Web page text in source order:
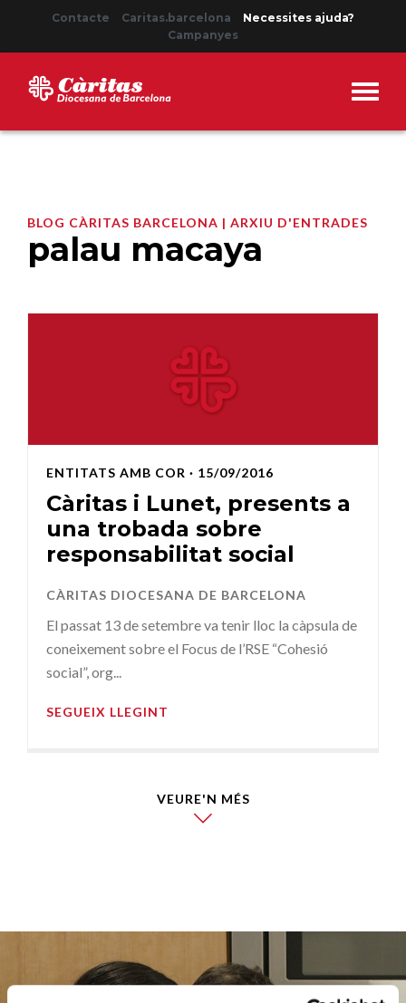
Contacte Caritas.barcelona
Necessites ajuda?
Campanyes
BLOG CÀRITAS BARCELONA | ARXIU D'ENTRADES
palau macaya
ENTITATS AMB COR · 15/09/2016
Càritas i Lunet, presents a
una trobada sobre
responsabilitat social
CÀRITAS DIOCESANA DE BARCELONA
El passat 13 de setembre va tenir lloc la càpsula de
coneixement sobre el Focus de l’RSE “Cohesió
social”, org...
SEGUEIX LLEGINT
VEURE'N MÉS